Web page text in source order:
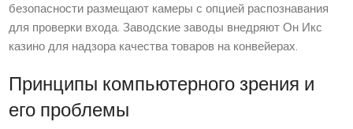
безопасности размещают камеры с опцией распознавания
для проверки входа. Заводские заводы внедряют Он Икс
казино для надзора качества товаров на конвейерах.
Принципы компьютерного зрения и
его проблемы